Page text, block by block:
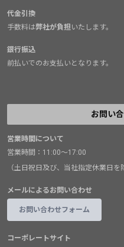
代金引換
手数料は弊社が負担いたします。
銀行振込
前払いでのお支払いとなります。
お問い
営業時間について
営業時間：11:00～17:00
（土日祝日及び、当社指定休業日を
メールによるお問い合わせ
お問い合わせフォーム
コーポレートサイト